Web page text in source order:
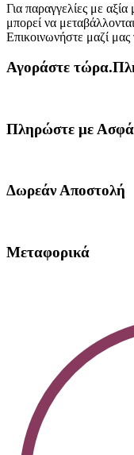
Για παραγγελίες με
μπορεί να
Επικοινωνήστε μαζί μας
Αγοράστε
Πληρώστε με
Δωρεάν Αποστολή
Μεταφορικά